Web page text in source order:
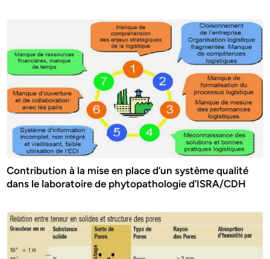
Contribution à la mise en place d’un système qualité
dans le laboratoire de phytopathologie d’ISRA/CDH